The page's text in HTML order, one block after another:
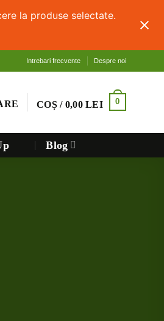
la produse selectate.
Intrebari frecvente Despre noi
COȘ / 0,00LEI 0
Blog